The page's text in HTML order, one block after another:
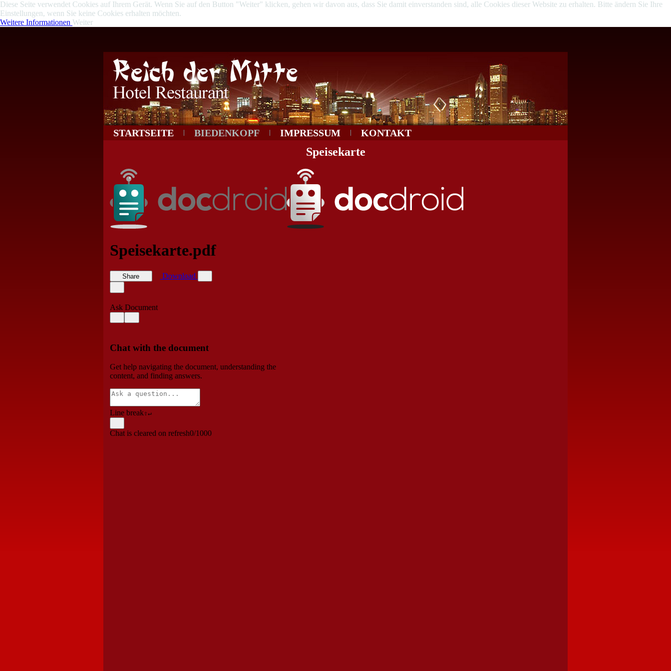
Diese Seite verwendet Cookies auf Ihrem Gerät. Wenn Sie auf den Button "Weiter" klicken, gehen wir davon aus, dass Sie damit einverstanden sind, alle Cookies dieser Website zu erhalten. Bitte ändern Sie Ihre
Einstellungen, wenn Sie keine Cookies erhalten möchten.
Weitere Informationen Weiter
STARTSEITE BIEDENKOPF IMPRESSUM KONTAKT
Speisekarte